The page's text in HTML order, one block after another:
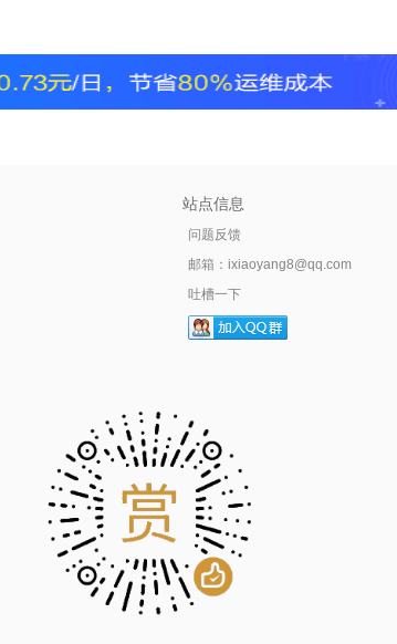
站点信息
问题反馈
邮箱： ixiaoyang8@qq.com
吐槽一下